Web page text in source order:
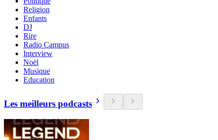
Religion
Enfants
DJ
Rire
Radio Campus
Interview
Noël
Musique
Education
Les meilleurs podcasts